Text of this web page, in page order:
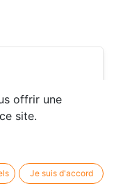
offrir une
site.
Je suis d'accord